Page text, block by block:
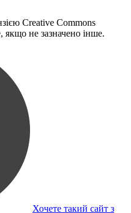
Creative Commons
не зазначено інше.
Хочете такий сайт з